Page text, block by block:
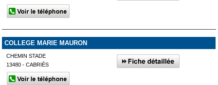
COLLEGE MARIE MAURON
CHEMIN STADE
13480 - CABRIÈS